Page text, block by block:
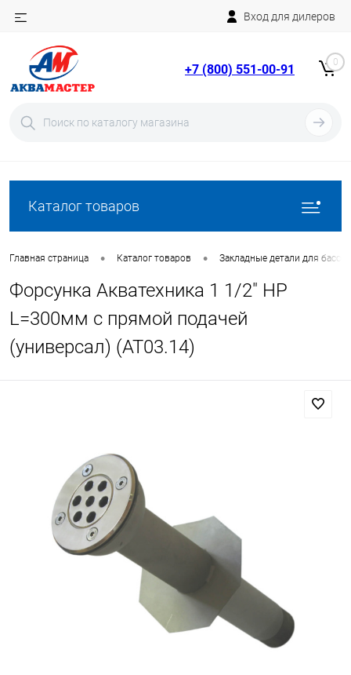
Вход для дилеров
+7 (800) 551-00-91 0
Каталог товаров
Главная страница • Каталог товаров • Закладные детали для
Форсунка Акватехника 1 1/2" НР
L=300мм с прямой подачей
(универсал) (AT03.14)